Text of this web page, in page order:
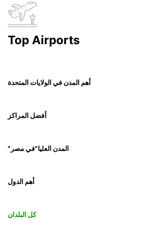
Top Airports
أهم المدن في الولايات المتحدة
أفضل المراكز
"المدن العليا"في مصر
أهم الدول
كل البلدان